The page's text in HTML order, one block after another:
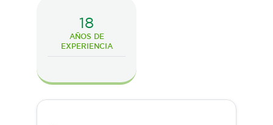
18
AÑOS DE
EXPERIENCIA